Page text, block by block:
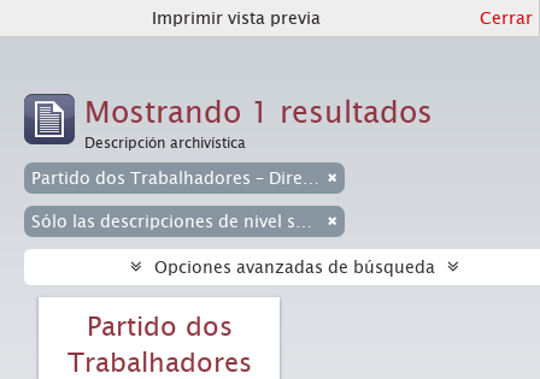
Imprimir vista previa Cerrar
Mostrando 1 resultados
Descripción archivística
Opciones avanzadas de búsqueda
Partido dos
Trabalhadores